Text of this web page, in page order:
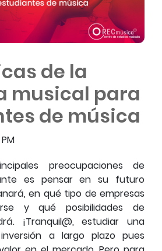
de la
musical para
de música
preocupaciones de
es pensar en su futuro
en qué tipo de empresas
y qué posibilidades de
¡Tranquil@, estudiar una
a largo plazo pues